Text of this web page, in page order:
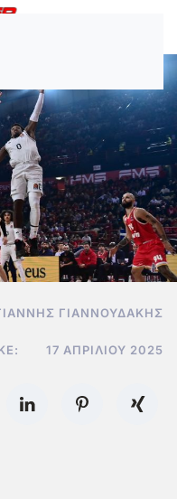
ΓΙΑΝΝΟΥΔΆΚΗΣ
17 ΑΠΡΙΛΊΟΥ 2025